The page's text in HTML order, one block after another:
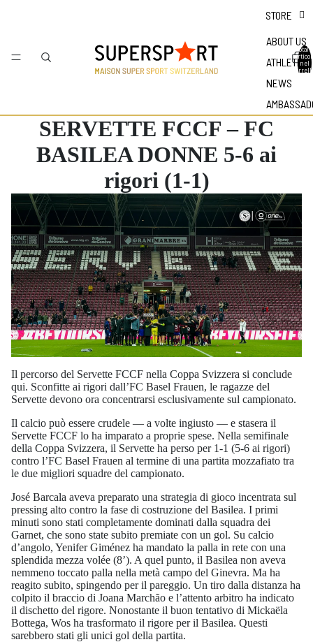
STORE
ABOUT US
ATHLETES
NEWS
Totale
nel
SERVETTE FCCF – FC
BASILEA DONNE 5-6 ai
rigori (1-1)
Il percorso del Servette FCCF nella Coppa Svizzera si conclude
qui. Sconfitte ai rigori dall’FC Basel Frauen, le ragazze del
Servette devono ora concentrarsi esclusivamente sul campionato.
Il calcio può essere crudele — a volte ingiusto — e stasera il
Servette FCCF lo ha imparato a proprie spese. Nella semifinale
della Coppa Svizzera, il Servette ha perso per 1-1 (5-6 ai rigori)
contro l’FC Basel Frauen al termine di una partita mozzafiato tra
le due migliori squadre del campionato.
José Barcala aveva preparato una strategia di gioco incentrata sul
pressing alto contro la fase di costruzione del Basilea. I primi
minuti sono stati completamente dominati dalla squadra dei
Garnet, che sono state subito premiate con un gol. Su calcio
d’angolo, Yenifer Giménez ha mandato la palla in rete con una
splendida mezza volée (8’). A quel punto, il Basilea non aveva
nemmeno toccato palla nella metà campo del Ginevra. Ma ha
reagito subito, spingendo per il pareggio. Un tiro dalla distanza ha
colpito il braccio di Joana Marchão e l’attento arbitro ha indicato
il dischetto del rigore. Nonostante il buon tentativo di Mickaëla
Bottega, Wos ha trasformato il rigore per il Basilea. Questi
sarebbero stati gli unici gol della partita.